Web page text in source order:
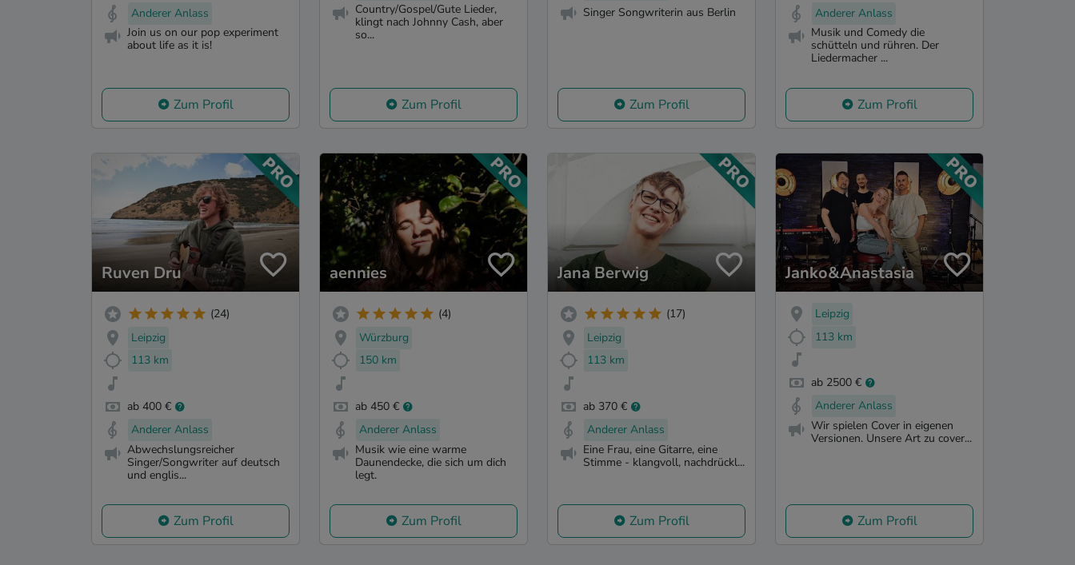
Anderer Anlass
Join us on our pop experiment
about life as it is!
Zum Profil
Country/Gospel/Gute Lieder,
klingt nach Johnny Cash, aber
so...
Zum Profil
Singer Songwriterin aus Berlin
Zum Profil
Anderer Anlass
Musik und Comedy die
schütteln und rühren. Der
Liedermacher ...
Zum Profil
Ruven Dru
(24)
Leipzig
113 km
ab 400 €
Anderer Anlass
Abwechslungsreicher
Singer/Songwriter auf deutsch
und englis...
Zum Profil
aennies
(4)
Würzburg
150 km
ab 450 €
Anderer Anlass
Musik wie eine warme
Daunendecke, die sich um dich
legt.
Zum Profil
Jana Berwig
(17)
Leipzig
113 km
ab 370 €
Anderer Anlass
Eine Frau, eine Gitarre, eine
Stimme - klangvoll, nachdrückl...
Zum Profil
Janko&Anastasia
Leipzig
113 km
ab 2500 €
Anderer Anlass
Wir spielen Cover in eigenen
Versionen. Unsere Art zu cover...
Zum Profil